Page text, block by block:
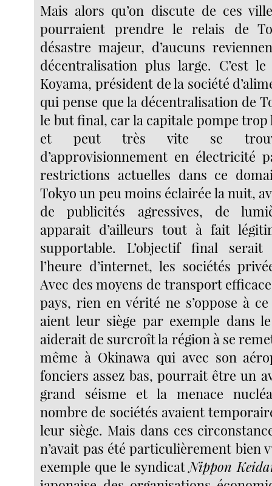
Mais alors qu’on discute de ces
pourraient prendre le relais de
désastre majeur, d’aucuns
décentralisation plus large. C’est
Koyama, président de la société
qui pense que la décentralisation de
le but final, car la capitale pompe trop
et peut très vite se
d’approvisionnement en électricité
restrictions actuelles dans ce
Tokyo un peu moins éclairée la nuit,
de publicités agressives, de
apparait d’ailleurs tout à fait
supportable. L’objectif final serait
l’heure d’internet, les sociétés
Avec des moyens de transport
pays, rien en vérité ne s’oppose à
aient leur siège par exemple dans
aiderait de surcroît la région à se
même à Okinawa qui avec son
fonciers assez bas, pourrait être un
grand séisme et la menace
nombre de sociétés avaient
leur siège. Mais dans ces
n’avait pas été particulièrement bien
exemple que le syndicatNippon